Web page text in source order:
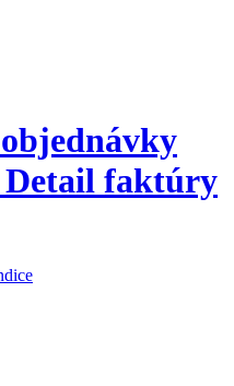
Detail faktúry